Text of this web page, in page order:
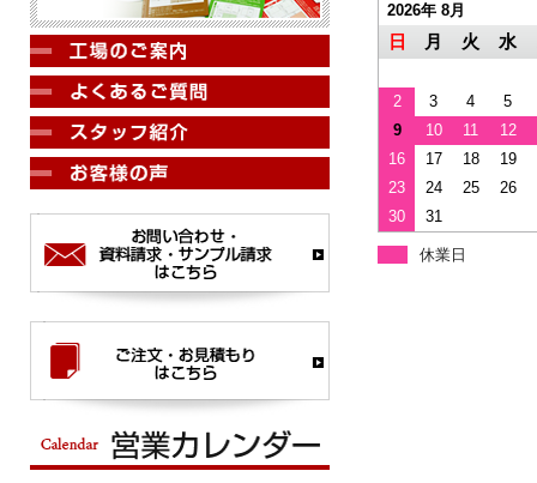
2026年 8月
日 月 火 水
2 3 4
5
9
10 11
12
16
17 18
19
23
24 25
26
30
31
休業日